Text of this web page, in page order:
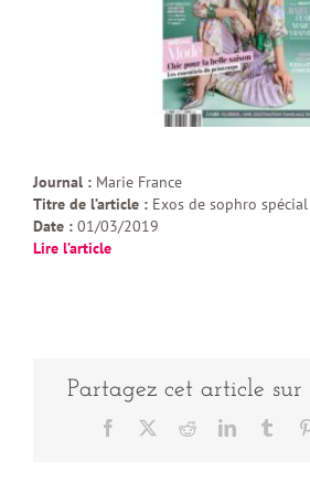
Journal : Marie France
Titre de l’article : Exos de sophro
Date : 01/03/2019
Lire l’article
Partagez cet article sur
Facebook RedditLinkedIn